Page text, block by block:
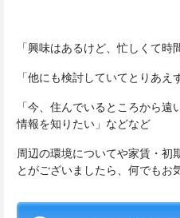
「興味はあるけど、忙しくて時
「他にも検討していてとりあえ
「今、住んでいるところから遠
情報を知りたい」などなど
周辺の環境についてや家賃・初
とがございましたら、何でもお